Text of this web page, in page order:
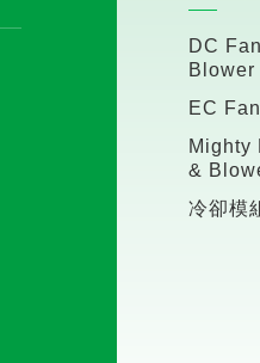
DC
Blower
EC Fan
Mighty
&
冷卻模